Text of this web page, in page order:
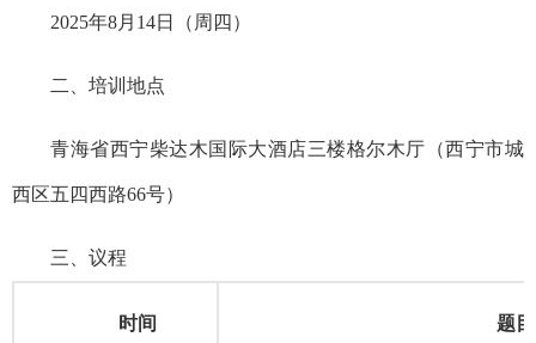
2025年8月14日（周四）
二、培训地点
青海省西宁柴达木国际大酒店三楼格尔木厅（西宁市城
西区五四西路66号）
三、议程
时间 题目